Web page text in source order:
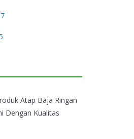
Atap Baja Ringan
Dengan Kualitas